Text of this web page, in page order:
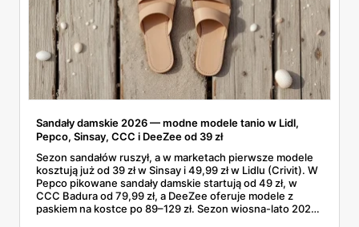
Sandały damskie 2026 — modne modele tanio w Lidl,
Pepco, Sinsay, CCC i DeeZee od 39 zł
Sezon sandałów ruszył, a w marketach pierwsze modele
kosztują już od 39 zł w Sinsay i 49,99 zł w Lidlu (Crivit). W
Pepco pikowane sandały damskie startują od 49 zł, w
CCC Badura od 79,99 zł, a DeeZee oferuje modele z
paskiem na kostce po 89–129 zł. Sezon wiosna-lato 2026